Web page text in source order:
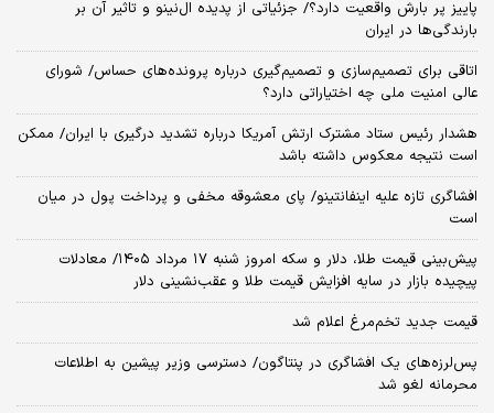
پاییز پر بارش واقعیت دارد؟/ جزئیاتی از پدیده ال‌نینو و تاثیر آن بر
بارندگی‌ها در ایران
اتاقی برای تصمیم‌سازی و تصمیم‌گیری درباره پرونده‌های حساس/ شورای
عالی امنیت ملی چه اختیاراتی دارد؟
هشدار رئیس ستاد مشترک ارتش آمریکا درباره تشدید درگیری با ایران/ ممکن
است نتیجه معکوس داشته باشد
افشاگری تازه علیه اینفانتینو/ پای معشوقه مخفی و پرداخت پول در میان
است
پیش‌بینی قیمت طلا، دلار و سکه امروز شنبه ۱۷ مرداد ۱۴۰۵/ معادلات
پیچیده بازار در سایه افزایش قیمت طلا و عقب‌نشینی دلار
قیمت جدید تخم‌مرغ اعلام شد
پس‌لرزه‌های یک افشاگری در پنتاگون/ دسترسی وزیر پیشین به اطلاعات
محرمانه لغو شد